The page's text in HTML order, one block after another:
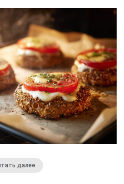
далее